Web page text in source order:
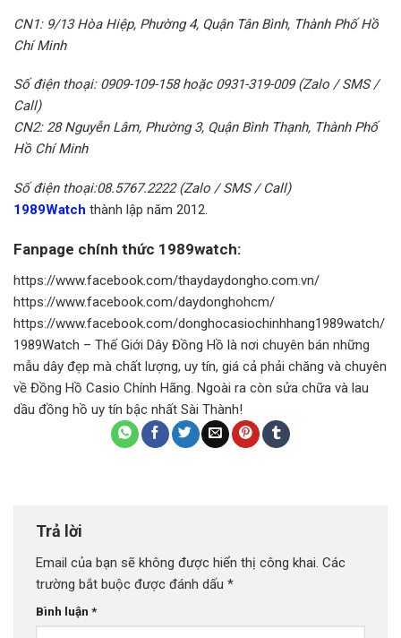
CN1: 9/13 Hòa Hiệp, Phường 4, Quận Tân Bình, Thành Phố Hồ
Chí Minh
Số điện thoại: 0909-109-158 hoặc 0931-319-009 (Zalo / SMS /
Call)
CN2: 28 Nguyễn Lâm, Phường 3, Quận Bình Thạnh, Thành Phố
Hồ Chí Minh
Số điện thoại:08.5767.2222 (Zalo / SMS / Call)
1989Watch thành lập năm 2012.
Fanpage chính thức 1989watch:
https://www.facebook.com/thaydaydongho.com.vn/
https://www.facebook.com/daydonghohcm/
https://www.facebook.com/donghocasiochinhhang1989watch/
1989Watch – Thế Giới Dây Đồng Hồ là nơi chuyên bán những
mẫu dây đẹp mà chất lượng, uy tín, giá cả phải chăng và chuyên
về Đồng Hồ Casio Chính Hãng. Ngoài ra còn sửa chữa và lau
dầu đồng hồ uy tín bậc nhất Sài Thành!
Trả lời
Email của bạn sẽ không được hiển thị công khai. Các
trường bắt buộc được đánh dấu *
Bình luận *